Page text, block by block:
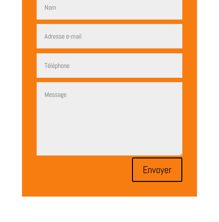
Envoyer